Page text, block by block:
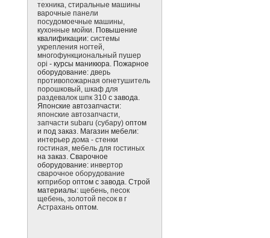
техника, стиральные машины
варочные панели
посудомоечные машины,
кухонные мойки.Повышение
квалификации: системы
укрепления ногтей,
многофункциональный пушер
opi - курсы маникюра. Пожарное
оборудование: дверь
противопожарная огнетушитель
порошковый, шкаф для
раздевалок шпк 310с завода.
Японские автозапчасти:
японские автозапчасти,
запчасти subaru (субару)оптом
и под заказ. Магазин мебели:
интерьер дома - стенки
гостиная, мебель для гостиных
на заказ. Сварочное
оборудование: инвертор
сварочное оборудование
югприбороптом с завода. Строй
материалы: щебень, песок
щебень, золотой песок в г
Астраханьоптом.